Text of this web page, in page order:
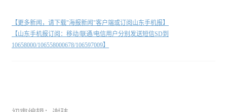
【更多新闻，请下载"海报新闻"客户端或订阅山东手机报】
【山东手机报订阅：移动/联通/电信用户分别发送短信SD到
10658000/106558000678/106597009】